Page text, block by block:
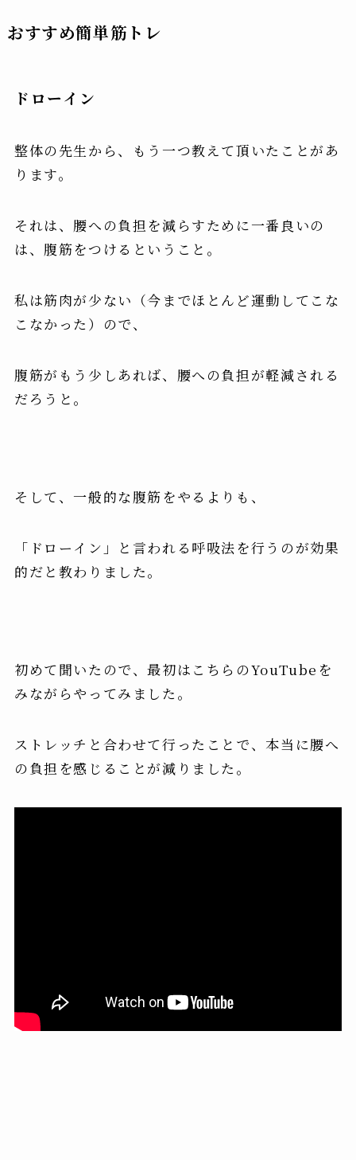
おすすめ簡単筋トレ
ドローイン
整体の先生から、もう一つ教えて頂いたことがあ
ります。
それは、 腰への負担を減らすために一番良いの
は、腹筋をつけるということ 。
私は筋肉が少ない（今までほとんど運動してこな
こなかった）ので、
腹筋がもう少しあれば、腰への負担が軽減される
だろうと。
そして、 一般的な腹筋をやるよりも、
「ドローイン」と言われる呼吸法を行うのが効果
的だと教わりました。
初めて聞いたので、最初はこちらのYouTubeを
みながらやってみました。
ストレッチと合わせて行ったことで、本当に腰へ
の負担を感じることが減りました。